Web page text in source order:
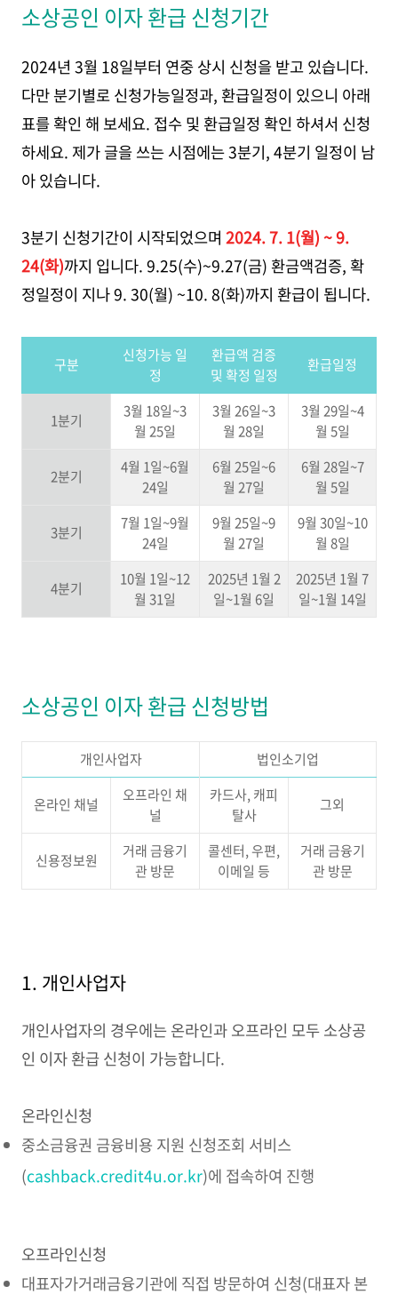
소상공인 이자 환급 신청기간
2024년 3월 18일부터 연중 상시 신청을 받고 있습니다.
다만 분기별로 신청가능일정과, 환급일정이 있으니 아래
표를 확인 해 보세요. 접수 및 환급일정 확인 하셔서 신청
하세요. 제가 글을 쓰는 시점에는 3분기, 4분기 일정이 남
아 있습니다.
3분기 신청기간이 시작되었으며 2024. 7. 1(월) ~ 9.
24(화)까지 입니다. 9.25(수)~9.27(금) 환금액검증, 확
정일정이 지나 9. 30(월) ~10. 8(화)까지 환급이 됩니다.
구분
신청가능 일
정
환급액 검증
및 확정 일정
환급일정
1분기
3월 18일~3
월 25일
3월 26일~3
월 28일
3월 29일~4
월 5일
2분기
4월 1일~6월
24일
6월 25일~6
월 27일
6월 28일~7
월 5일
3분기
7월 1일~9월
24일
9월 25일~9
월 27일
9월 30일~10
월 8일
4분기
10월 1일~12
월 31일
2025년 1월 2
일~1월 6일
2025년 1월 7
일~1월 14일
소상공인 이자 환급 신청방법
개인사업자 법인소기업
온라인 채널
오프라인 채
널
카드사, 캐피
탈사
그외
신용정보원
거래 금융기
관 방문
콜센터, 우편,
이메일 등
거래 금융기
관 방문
1. 개인사업자
개인사업자의 경우에는 온라인과 오프라인 모두 소상공
인 이자 환급 신청이 가능합니다.
온라인신청
중소금융권 금융비용 지원 신청조회 서비스
(cashback.credit4u.or.kr)에 접속하여 진행
오프라인신청
대표자가거래금융기관에 직접 방문하여 신청(대표자 본